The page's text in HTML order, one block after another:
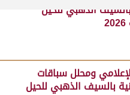
الذهبي للحيل
ومحلل سباقات
بالسيف الذهبي للحيل